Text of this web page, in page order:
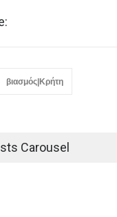
βιασμός|Κρήτη
Carousel